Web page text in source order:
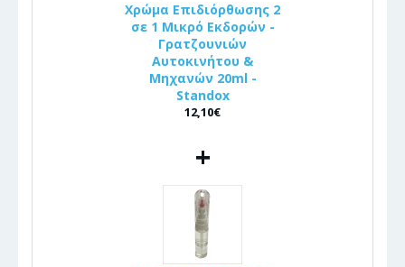
Χρώμα Επιδιόρθωσης 2
σε 1 Μικρό Εκδορών -
Γρατζουνιών
Αυτοκινήτου &
Μηχανών 20ml -
Standox
12,10€
+